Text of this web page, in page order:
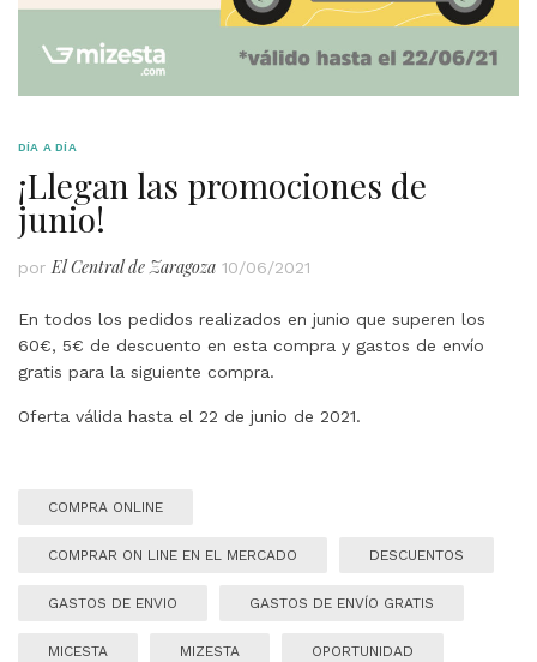
DÍA A DÍA
¡Llegan las promociones de
junio!
porEl Central de Zaragoza 10/06/2021
En todos los pedidos realizados en junio que superen los
60€, 5€ de descuento en esta compra y gastos de envío
gratis para la siguiente compra.
Oferta válida hasta el 22 de junio de 2021.
COMPRA ONLINE
COMPRAR ON LINE EN EL MERCADO DESCUENTOS
GASTOS DE ENVIO GASTOS DE ENVÍO GRATIS
MICESTA MIZESTA OPORTUNIDAD